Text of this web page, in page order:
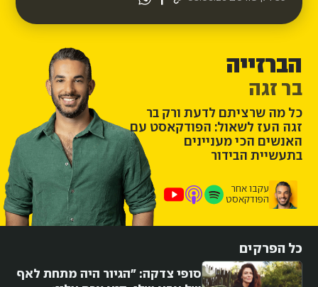
הברזייה
בר זגה
כל מה שרציתם לדעת ורק בר
זגה העז לשאול: הפודקאסט עם
האנשים הכי מעניינים
בתעשיית הבידור
עקבו אחר
הפודקאסט
כל הפרקים
סופי צדקה: "הגיור היה מתחת לאף